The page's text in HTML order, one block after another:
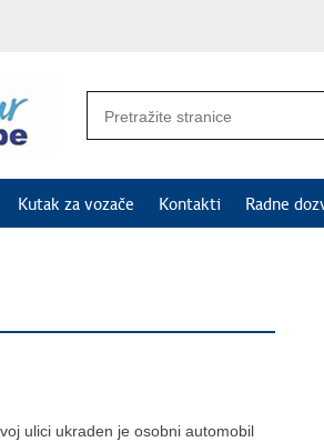
Kutak za vozače Kontakti Radne
ulici ukraden je osobni automobil